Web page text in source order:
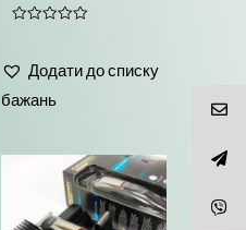
з
Додати до списку
бажань